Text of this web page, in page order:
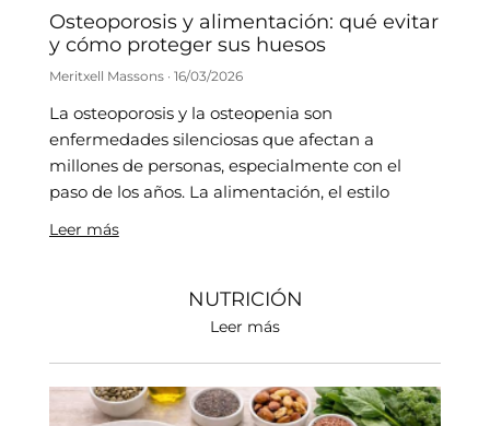
Osteoporosis y alimentación: qué evitar
y cómo proteger sus huesos
Meritxell Massons 16/03/2026
La osteoporosis y la osteopenia son
enfermedades silenciosas que afectan a
millones de personas, especialmente con el
paso de los años. La alimentación, el estilo
Leer más
NUTRICIÓN
Leer más